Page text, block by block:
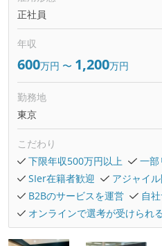
正社員
年収
600万円 〜 1,200万円
勤務地
東京
こだわり
下限年収500万円以上
一部
SIer在籍者歓迎
アジャイ
B2Bのサービスを運営
自
オンラインで選考が受けられる